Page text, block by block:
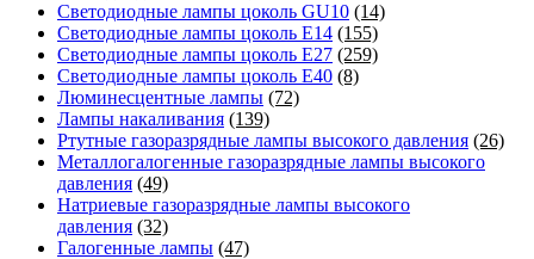
Светодиодные лампы цоколь GU10 (14)
Светодиодные лампы цоколь E14 (155)
Светодиодные лампы цоколь E27 (259)
Светодиодные лампы цоколь E40 (8)
Люминесцентные лампы (72)
Лампы накаливания (139)
Ртутные газоразрядные лампы высокого давления (26)
Металлогалогенные газоразрядные лампы высокого
давления (49)
Натриевые газоразрядные лампы высокого
давления (32)
Галогенные лампы (47)